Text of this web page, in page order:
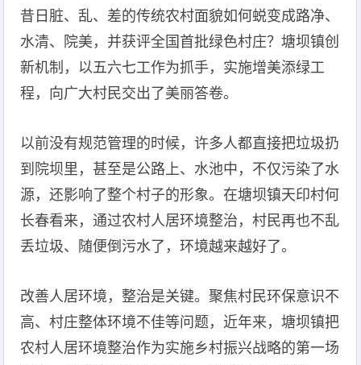
昔日脏、乱、差的传统农村面貌如何蜕变成路净、
水清、院美，并获评全国首批绿色村庄？塘坝镇创
新机制，以五六七工作为抓手，实施增美添绿工
程，向广大村民交出了美丽答卷。
以前没有规范管理的时候，许多人都直接把垃圾扔
到院坝里，甚至是公路上、水池中，不仅污染了水
源，还影响了整个村子的形象。在塘坝镇天印村何
长春看来，通过农村人居环境整治，村民再也不乱
丢垃圾、随便倒污水了，环境越来越好了。
改善人居环境，整治是关键。聚焦村民环保意识不
高、村庄整体环境不佳等问题，近年来，塘坝镇把
农村人居环境整治作为实施乡村振兴战略的第一场